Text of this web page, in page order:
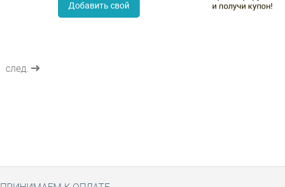
след.
Добавить свой